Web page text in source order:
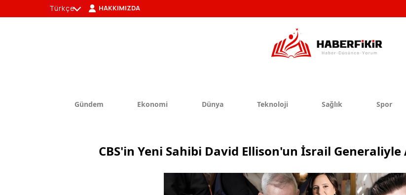
Gündem Ekonomi Dünya Teknoloji Sağlık Spor
CBS'in Yeni Sahibi David Ellison'un İsrail
Türkçe
HAKKIMIZDA